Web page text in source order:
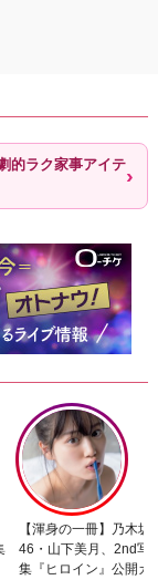
的ラク家事アイテ
【渾身の一冊】乃木坂
46・山下美月、2nd写
集『ヒロイン』公開カ